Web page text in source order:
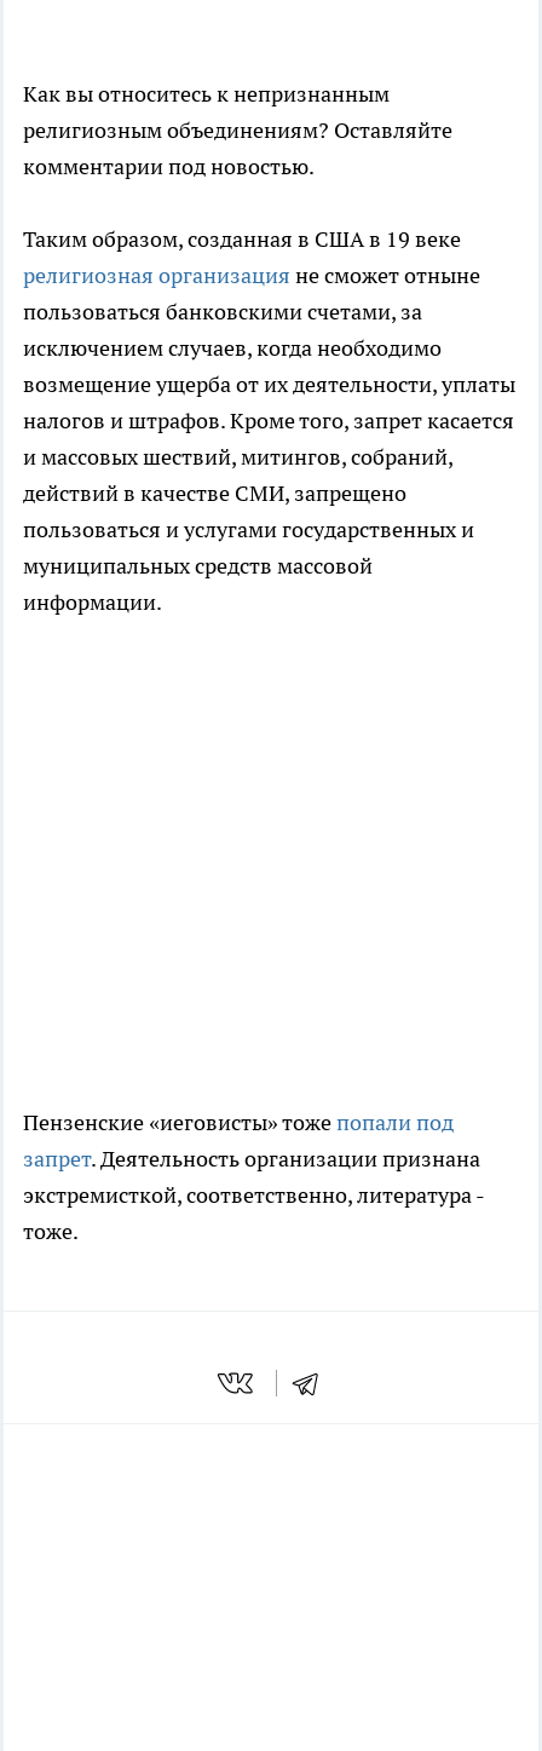
Как вы относитесь к непризнанным
религиозным объединениям? Оставляйте
комментарии под новостью.
Таким образом, созданная в США в 19 веке
религиозная организация не сможет отныне
пользоваться банковскими счетами, за
исключением случаев, когда необходимо
возмещение ущерба от их деятельности, уплаты
налогов и штрафов. Кроме того, запрет касается
и массовых шествий, митингов, собраний,
действий в качестве СМИ, запрещено
пользоваться и услугами государственных и
муниципальных средств массовой
информации.
Пензенские «иеговисты» тожепопали под
запрет. Деятельность организации признана
экстремисткой, соответственно, литература -
тоже.